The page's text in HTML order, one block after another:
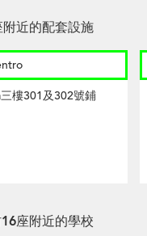
近的配套設施
樓301及302號鋪
座附近的學校